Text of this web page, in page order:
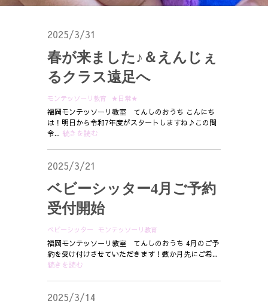
2025/3/31
春が来ました♪＆えんじぇ
るクラス遠足へ
モンテッソーリ教育
★日常★
福岡モンテッソーリ教室 てんしのおうち こんにち
は！明日から令和7年度がスタートしますね♪この間
令... 続きを読む
2025/3/21
ベビーシッター4月ご予約
受付開始
ベビーシッター
モンテッソーリ教育
福岡モンテッソーリ教室 てんしのおうち 4月のご予
約を受け付けさせていただきます！数か月先にご希...
続きを読む
2025/3/14